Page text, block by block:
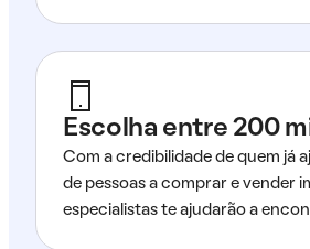
Escolha entre 200
Com a credibilidade de quem já
de pessoas a comprar e vender
especialistas te ajudarão a